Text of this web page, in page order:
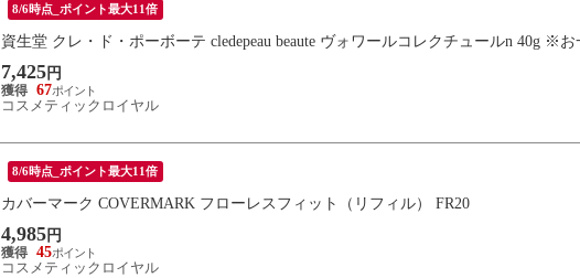
8/6時点_ポイント最大11倍
資生堂 クレ・ド・ポーボーテ cledepeau beaute ヴォワールコレクチュールn 40g ※お
7,425 円
67
コスメティックロイヤル
8/6時点_ポイント最大11倍
カバーマーク COVERMARK フローレスフィット（リフィル） FR20
4,985 円
45
コスメティックロイヤル